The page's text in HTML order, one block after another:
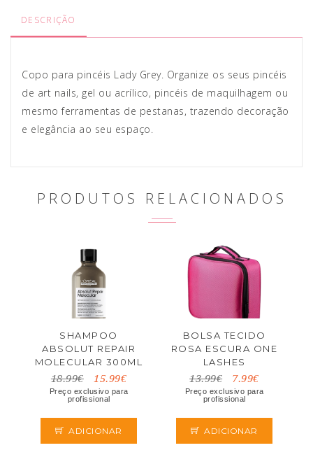
DESCRIÇÃO
Copo para pincéis Lady Grey. Organize os seus pincéis
de art nails, gel ou acrílico, pincéis de maquilhagem ou
mesmo ferramentas de pestanas, trazendo decoração
e elegância ao seu espaço.
PRODUTOS RELACIONADOS
SHAMPOO
ABSOLUT REPAIR
MOLECULAR 300ML
LOREAL
18.99€ 15.99€
Preço exclusivo para
profissional
ADICIONAR
BOLSA TECIDO
ROSA ESCURA ONE
LASHES
13.99€ 7.99€
Preço exclusivo para
profissional
ADICIONAR